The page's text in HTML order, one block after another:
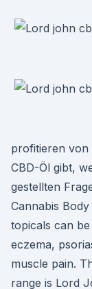
profitieren von
CBD-Öl gibt,
gestellten
Cannabis
topicals can
eczema,
muscle pain.
range is Lord